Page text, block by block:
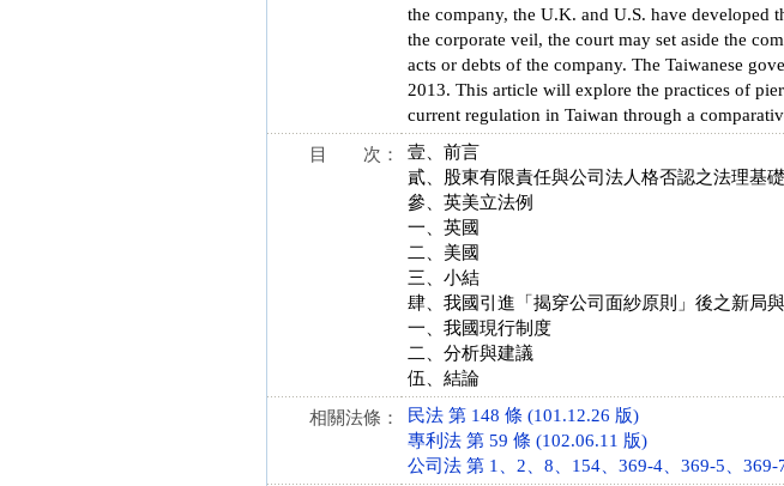
the company, the U.K. and U.S. have developed
the corporate veil, the court may set aside the
acts or debts of the company. The Taiwanese
2013. This article will explore the practices of
current regulation in Taiwan through a
目 次：
壹、前言
貳、股東有限責任與公司法人格否認之法理基礎
參、英美立法例
一、英國
二、美國
三、小結
肆、我國引進「揭穿公司面紗原則」後之新局
一、我國現行制度
二、分析與建議
伍、結論
相關法條：
民法 第 148 條 (101.12.26 版)
專利法 第 59 條 (102.06.11 版)
公司法 第 1、2、8、154、369-4、369-5、369-